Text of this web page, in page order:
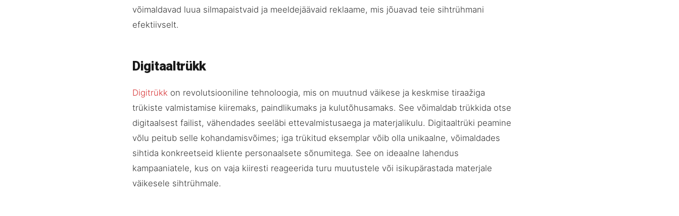
võimaldavad luua silmapaistvaid ja meeldejäävaid reklaame, mis jõuavad teie sihtrühmani
efektiivselt.
Digitaaltrükk
Digitrükk on revolutsiooniline tehnoloogia, mis on muutnud väikese ja keskmise tiraažiga
trükiste valmistamise kiiremaks, paindlikumaks ja kulutõhusamaks. See võimaldab trükkida otse
digitaalsest failist, vähendades seeläbi ettevalmistusaega ja materjalikulu. Digitaaltrüki peamine
võlu peitub selle kohandamisvõimes; iga trükitud eksemplar võib olla unikaalne, võimaldades
sihtida konkreetseid kliente personaalsete sõnumitega. See on ideaalne lahendus
kampaaniatele, kus on vaja kiiresti reageerida turu muutustele või isikupärastada materjale
väikesele sihtrühmale.